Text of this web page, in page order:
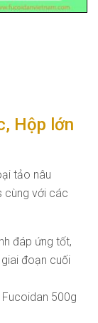
Hộp lớn
tảo nâu
cùng với các
đáp ứng tốt,
đoạn cuối
500g